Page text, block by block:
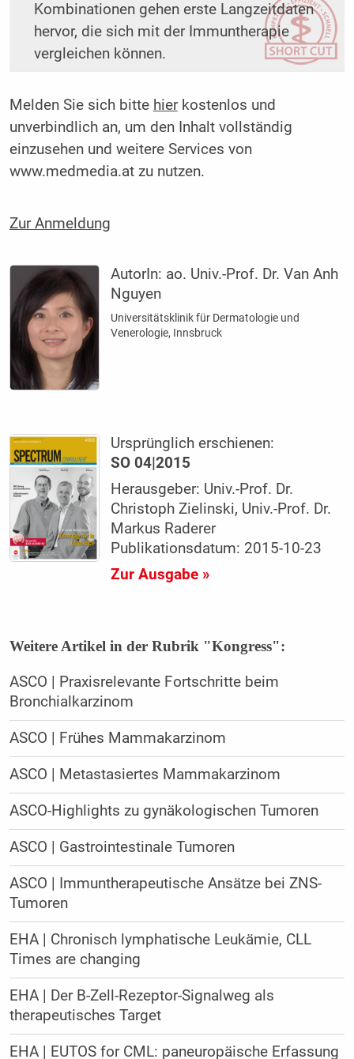
Kombinationen gehen erste Langzeitdaten
hervor, die sich mit der Immuntherapie
vergleichen können.
Melden Sie sich bitte hierkostenlos und
unverbindlich an, um den Inhalt vollständig
einzusehen und weitere Services von
www.medmedia.at zu nutzen.
Zur Anmeldung
AutorIn: ao. Univ.-Prof. Dr. Van Anh
Nguyen
Universitätsklinik für Dermatologie und
Venerologie, Innsbruck
Ursprünglich erschienen:
SO 04|2015
Herausgeber: Univ.-Prof. Dr.
Christoph Zielinski, Univ.-Prof. Dr.
Markus Raderer
Publikationsdatum: 2015-10-23
Zur Ausgabe »
Weitere Artikel in der Rubrik "Kongress":
ASCO | Praxisrelevante Fortschritte beim
Bronchialkarzinom
ASCO | Frühes Mammakarzinom
ASCO | Metastasiertes Mammakarzinom
ASCO-Highlights zu gynäkologischen Tumoren
ASCO | Gastrointestinale Tumoren
ASCO | Immuntherapeutische Ansätze bei ZNS-
Tumoren
EHA | Chronisch lymphatische Leukämie, CLL
Times are changing
EHA | Der B-Zell-Rezeptor-Signalweg als
therapeutisches Target
EHA | EUTOS for CML: paneuropäische Erfassung